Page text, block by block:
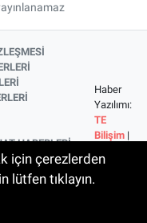
HABERLERİ
Haber
Yazılımı:
TE
Bilişim |
© 2026
için çerezlerden
lütfen tıklayın.